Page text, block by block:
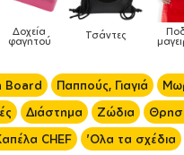
Mousepad Μαξιλάρια
καναπέ Phone
Board Παππούς, Γιαγιά
Διάστημα Ζώδια
CHEF 'Ολα τα σχέδια